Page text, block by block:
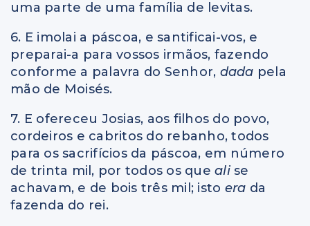
uma parte de uma família de levitas.
6. E imolai a páscoa, e santificai-vos, e
preparai-a para vossos irmãos, fazendo
conforme a palavra do Senhor, dada pela
mão de Moisés.
7. E ofereceu Josias, aos filhos do povo,
cordeiros e cabritos do rebanho, todos
para os sacrifícios da páscoa, em número
de trinta mil, por todos os que ali se
achavam, e de bois três mil; isto era da
fazenda do rei.